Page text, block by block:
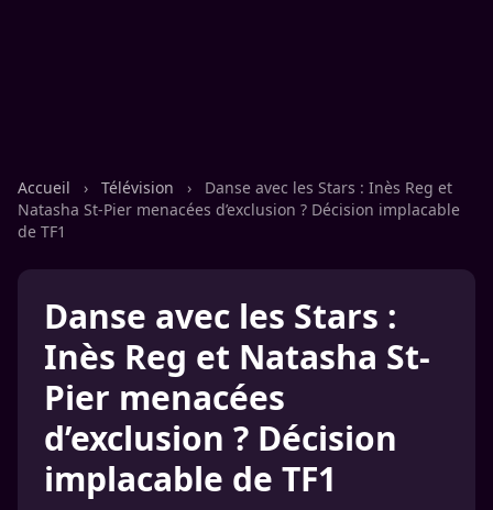
Accueil › Télévision ›
Danse avec les Stars : Inès Reg et
Natasha St-Pier menacées d’exclusion ? Décision implacable
de TF1
Danse avec les Stars :
Inès Reg et Natasha St-
Pier menacées
d’exclusion ? Décision
implacable de TF1